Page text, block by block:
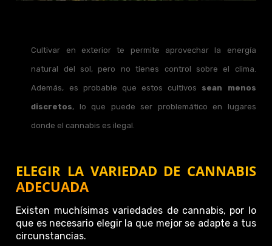
Cultivar en exterior te permite aprovechar la energía
natural del sol, pero no tienes control sobre el clima.
Además, es probable que estos cultivos sean menos
discretos, lo que puede ser problemático en lugares
donde el cannabis es ilegal.
ELEGIR LA VARIEDAD DE CANNABIS
ADECUADA
Existen muchísimas variedades de cannabis, por lo
que es necesario elegir la que mejor se adapte a tus
circunstancias.